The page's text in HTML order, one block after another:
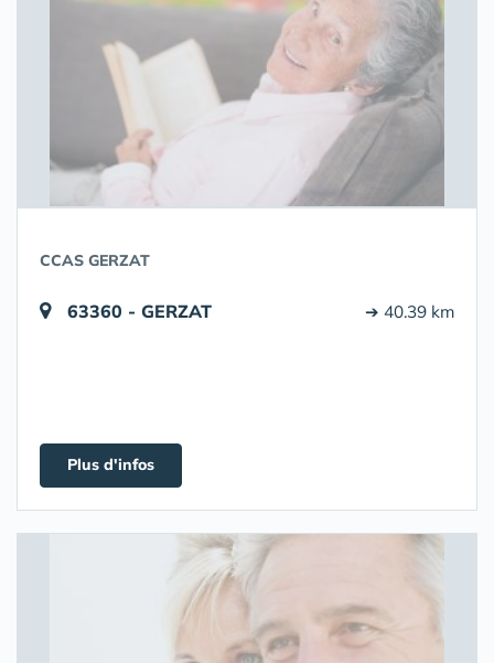
CCAS GERZAT
63360 - GERZAT ➔ 40.39 km
Plus d'infos